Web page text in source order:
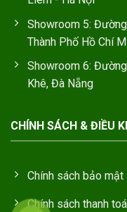
Showroom 5:
Thành Phố Hồ Chí
Showroom 6: Đường
Khê, Đà Nẵng
CHÍNH SÁCH & ĐIỀU
Chính sách bảo mật
Chính sách thanh